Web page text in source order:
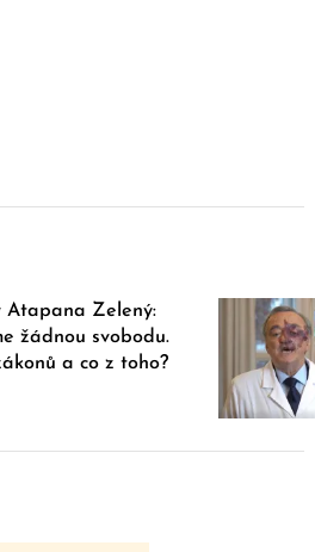
Atapana Zelený:
žádnou svobodu.
a co z toho?